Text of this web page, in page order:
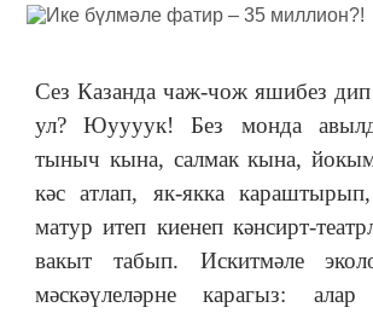
Сез Казанда чаж-чож яшибез
ул? Юуууук! Без монда
тыныч кына, салмак кына,
кәс атлап, як-якка
матур итеп киенеп кәнсирт-
вакыт табып. Искитмәле
мәскәүлеләрне карагыз: